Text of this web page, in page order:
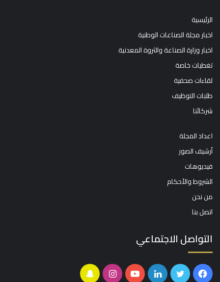
الرئيسية
اخبار مجلة الصناعات الوطنية
اخبار وزارة الصناعة والثروة المعدنية
تغطيات خاصة
لقاءات صحفية
طلبات التوظيف
شركائنا
اعداد المجلة
أرشيف الصور
فيديوهات
الشروط والأحكام
من نحن
اتصل بنا
التواصل الاجتماعي
فيسبوكتويتر لينكدإنيوتيوبانستقرامسناب